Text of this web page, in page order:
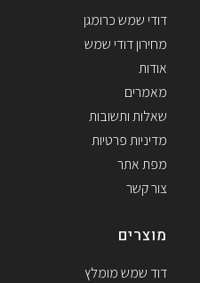
דודי שמש כרומגן
מחירון דודי שמש
אודות
מאמרים
שאלות ותשובות
מדיניות פרטיות
מפת אתר
צור קשר
מוצרים
דוד שמש מומלץ